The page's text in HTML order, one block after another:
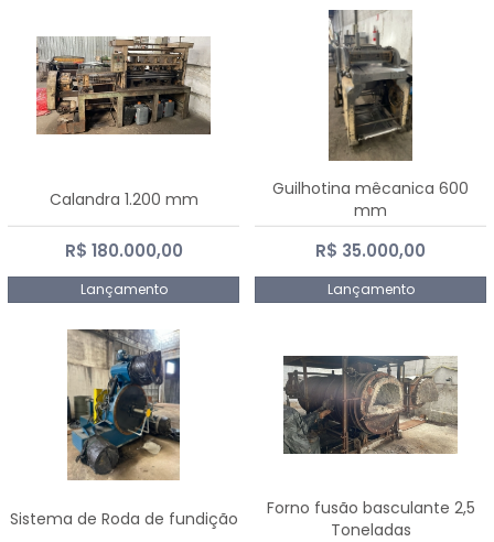
Calandra 1.200 mm
R$ 180.000,00
Lançamento
Guilhotina mêcanica 600
mm
R$ 35.000,00
Lançamento
Sistema de Roda de fundição
Forno fusão basculante 2,5
Toneladas